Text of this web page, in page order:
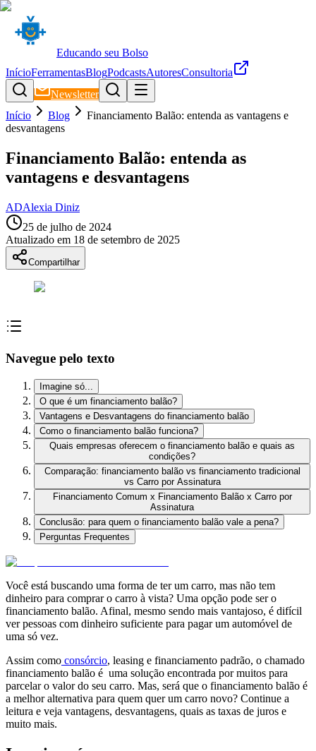
Educando seu Bolso
InícioFerramentasBlogPodcastsAutoresConsultoria
Newsletter
Início
Blog
Financiamento Balão: entenda as vantagens e
desvantagens
Financiamento Balão: entenda as
vantagens e desvantagens
ADAlexia Diniz
25 de julho de 2024
Atualizado em 18 de setembro de 2025
Compartilhar
Navegue pelo texto
Imagine só...
O que é um financiamento balão?
Vantagens e Desvantagens do financiamento balão
Como o financiamento balão funciona?
Quais empresas oferecem o financiamento balão e quais as
condições?
Comparação: financiamento balão vs financiamento tradicional
vs Carro por Assinatura
Financiamento Comum x Financiamento Balão x Carro por
Assinatura
Conclusão: para quem o financiamento balão vale a pena?
Perguntas Frequentes
Você está buscando uma forma de ter um carro, mas não tem
dinheiro para comprar o carro à vista? Uma opção pode ser o
financiamento balão. Afinal, mesmo sendo mais vantajoso, é difícil
ver pessoas com dinheiro suficiente para pagar um automóvel de
uma só vez.
Assim como consórcio, leasing e financiamento padrão, o chamado
financiamento balão é uma solução encontrada por muitos para
parcelar o valor do seu carro. Mas, será que o financiamento balão é
a melhor alternativa para quem quer um carro novo? Continue a
leitura e veja vantagens, desvantagens, quais as taxas de juros e
muito mais.